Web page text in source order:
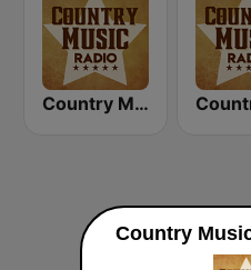
Country Music Radio - 60's Country